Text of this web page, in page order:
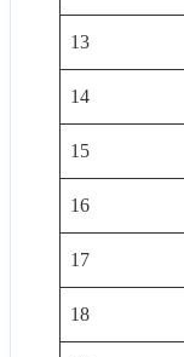
13
14
15
16
17
18